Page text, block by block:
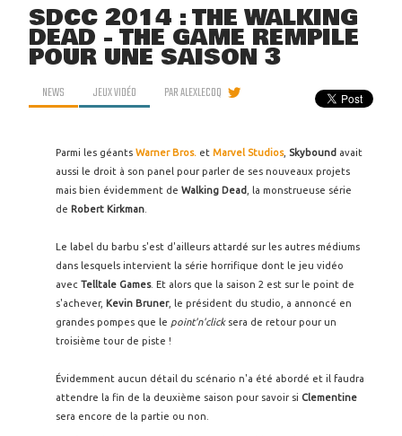
SDCC 2014 : THE WALKING
DEAD - THE GAME REMPILE
POUR UNE SAISON 3
NEWS JEUX VIDÉO PARALEXLECOQ
Parmi les géants Warner Bros. et Marvel Studios, Skybound avait
aussi le droit à son panel pour parler de ses nouveaux projets
mais bien évidemment de Walking Dead
, la monstrueuse série
de Robert Kirkman
Le label du barbu s'est d'ailleurs attardé sur les autres médiums
dans lesquels intervient la série horrifique dont le jeu vidéo
avec Telltale Games. Et alors que la saison 2 est sur le point de
s'achever, Kevin Bruner, le président du studio, a annoncé en
grandes pompes que le point'n'clicksera de retour pour un
troisième tour de piste !
Évidemment aucun détail du scénario n'a été abordé et il faudra
attendre la fin de la deuxième saison pour savoir si Clementine
sera encore de la partie ou non.